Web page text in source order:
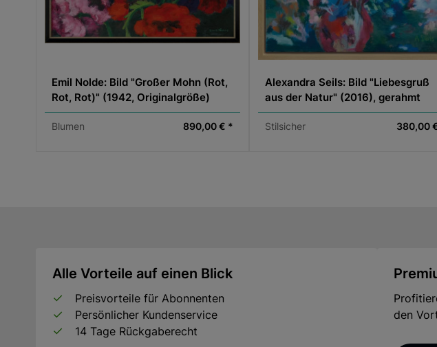
Emil Nolde: Bild "Großer Mohn (Rot,
Rot, Rot)" (1942, Originalgröße)
Blumen 890,00 € *
Alexandra Seils: Bild "Liebesgruß
aus der Natur" (2016), gerahmt
Stilsicher 380,00
Alle Vorteile auf einen Blick
Preisvorteile für Abonnenten
Persönlicher Kundenservice
14 Tage Rückgaberecht
den